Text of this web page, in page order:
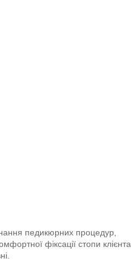
педикюрних процедур,
фіксації стопи клієнта